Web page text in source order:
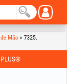
Mão > 7325.